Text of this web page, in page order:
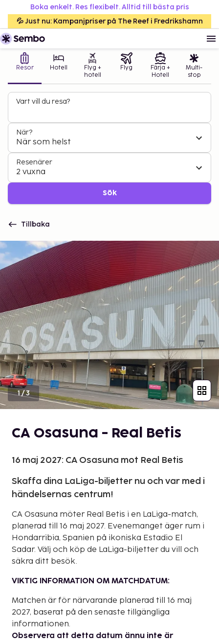
Boka enkelt. Res flexibelt. Alltid till bästa pris
💦 Just nu: Kampanjpriser på The Reef i Fredrikshamn
Resor Hotell
Flyg +
hotell
Flyg
Färja +
Hotell
Multi-
stop
Vart vill du resa?
När?
När som helst
Resenärer
2 vuxna
Sök
Tillbaka
1/3
CA Osasuna - Real Betis
16 maj 2027: CA Osasuna mot Real Betis
Skaffa dina LaLiga-biljetter nu och var med i
händelsernas centrum!
CA Osasuna möter Real Betis i en LaLiga-match,
planerad till 16 maj 2027. Evenemanget äger rum i
Hondarribia, Spanien på ikoniska Estadio El
Sadar. Välj och köp de LaLiga-biljetter du vill och
säkra ditt besök.
VIKTIG INFORMATION OM MATCHDATUM:
Matchen är för närvarande planerad till 16 maj
2027, baserat på den senaste tillgängliga
informationen.
Observera att detta datum ännu inte är